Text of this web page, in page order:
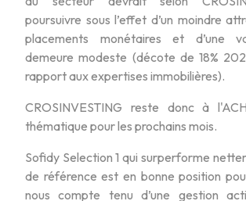
poursuivre sous l’effet d’un moindre
placements monétaires et d’une
demeure modeste (décote de 18%
rapport aux expertises immobilières).
CROSINVESTING reste donc à
thématique pour les prochains mois.
Sofidy Selection 1 qui surperforme
de référence est en bonne position
nous compte tenu d’une gestion